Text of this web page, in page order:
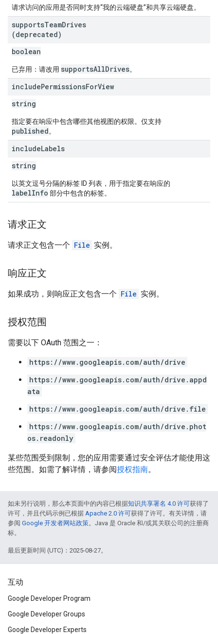
请求访问的应用是否同时支持“我的云端硬盘”和共享云端硬盘。
supportsTeamDrives
(deprecated)
boolean
已弃用：请改用 supportsAllDrives。
includePermissionsForView
string
指定要在响应中包含哪些其他视图的权限。仅支持
published。
includeLabels
string
以英文逗号分隔的标签 ID 列表，用于指定要在响应的
labelInfo 部分中包含的标签。
请求正文
请求正文包含一个 File 实例。
响应正文
如果成功，则响应正文包含一个 File 实例。
授权范围
需要以下 OAuth 范围之一：
https://www.googleapis.com/auth/drive
https://www.googleapis.com/auth/drive.appd
ata
https://www.googleapis.com/auth/drive.file
https://www.googleapis.com/auth/drive.phot
os.readonly
某些范围受到限制，您的应用需要通过安全评估才能使用这
些范围。如需了解详情，请参阅授权指南。
如未另行说明，那么本页面中的内容已根据知识共享署名 4.0 许可获得了
许可，并且代码示例已根据 Apache 2.0 许可获得了许可。有关详情，请
参阅 Google 开发者网站政策。Java 是 Oracle 和/或其关联公司的注册商
标。
最后更新时间 (UTC)：2025-08-27。
互动
Google Developer Program
Google Developer Groups
Google Developer Experts